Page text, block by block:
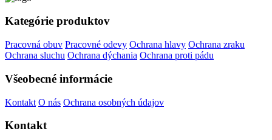
Kategórie produktov
Pracovná obuv Pracovné odevy Ochrana hlavy Ochrana zraku
Ochrana sluchu Ochrana dýchania Ochrana proti pádu
Všeobecné informácie
Kontakt O nás Ochrana osobných údajov
Kontakt